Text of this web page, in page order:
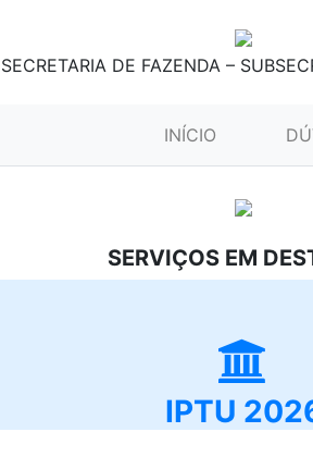
SECRETARIA DE FAZENDA –
INÍCIO (CURRENT)
SERVIÇOS EM
IPTU